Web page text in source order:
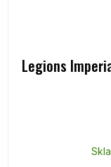
Legions